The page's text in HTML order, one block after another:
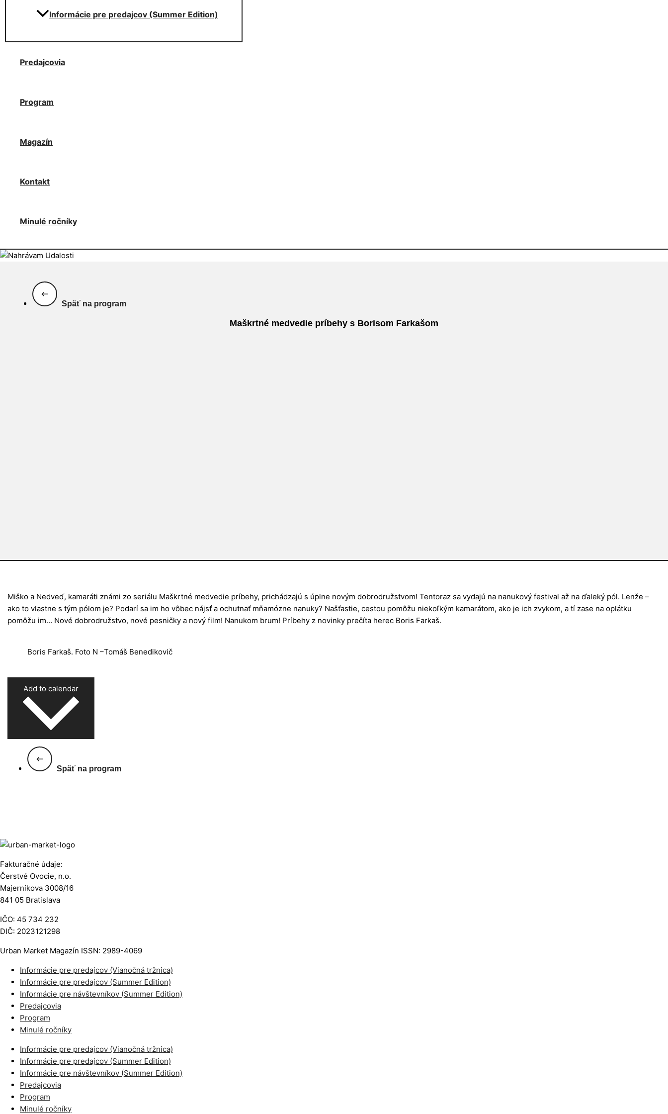
Informácie pre predajcov (Summer Edition)
Predajcovia
Program
Magazín
Kontakt
Minulé ročníky
Späť na program
Maškrtné medvedie príbehy s Borisom Farkašom
Miško a Nedveď, kamaráti známi zo seriálu Maškrtné medvedie príbehy, prichádzajú s úplne novým dobrodružstvom! Tentoraz sa vydajú na nanukový festival až na ďaleký pól. Lenže –
ako to vlastne s tým pólom je? Podarí sa im ho vôbec nájsť a ochutnať mňamózne nanuky? Našťastie, cestou pomôžu niekoľkým kamarátom, ako je ich zvykom, a tí zase na oplátku
pomôžu im… Nové dobrodružstvo, nové pesničky a nový film! Nanukom brum! Príbehy z novinky prečíta herec Boris Farkaš.
Boris Farkaš. Foto N –Tomáš Benedikovič
Späť na program
Fakturačné údaje:
Čerstvé Ovocie, n.o.
Majerníkova 3008/16
841 05 Bratislava
IČO: 45 734 232
DIČ: 2023121298
Urban Market Magazín ISSN: 2989-4069
Informácie pre predajcov (Vianočná tržnica)
Informácie pre predajcov (Summer Edition)
Informácie pre návštevníkov (Summer Edition)
Predajcovia
Program
Minulé ročníky
Informácie pre predajcov (Vianočná tržnica)
Informácie pre predajcov (Summer Edition)
Informácie pre návštevníkov (Summer Edition)
Predajcovia
Program
Minulé ročníky